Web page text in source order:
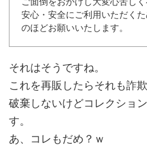
安心・安全にご利用いただく
のほどお願いいたします。
それはそうですね。
これを再販したらそれも詐欺
破棄しないけどコレクショ
す。
あ、コレもだめ？ｗ